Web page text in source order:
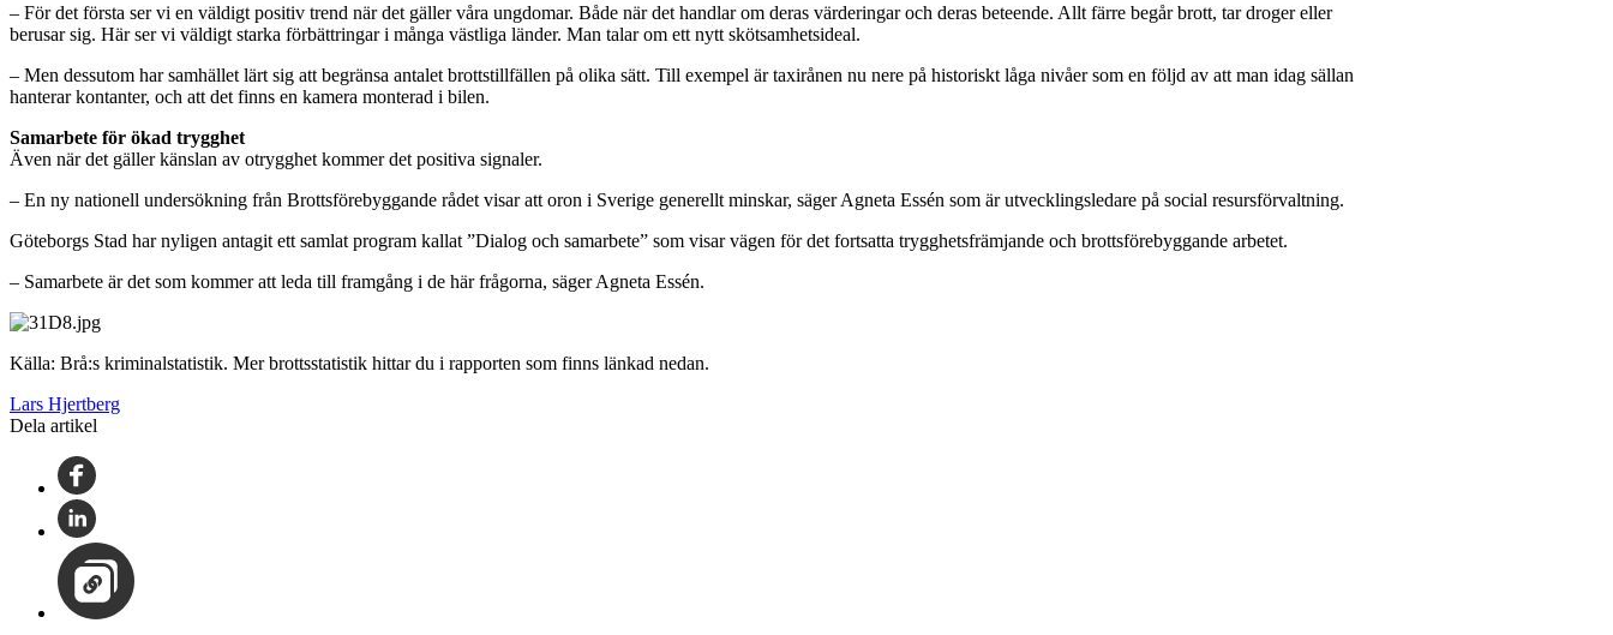
– För det första ser vi en väldigt positiv trend när det gäller våra ungdomar. Både när det handlar om deras värderingar och deras beteende. Allt färre begår brott, tar droger eller
berusar sig. Här ser vi väldigt starka förbättringar i många västliga länder. Man talar om ett nytt skötsamhetsideal.
– Men dessutom har samhället lärt sig att begränsa antalet brottstillfällen på olika sätt. Till exempel är taxirånen nu nere på historiskt låga nivåer som en följd av att man idag sällan
hanterar kontanter, och att det finns en kamera monterad i bilen.
Samarbete för ökad trygghet
Även när det gäller känslan av otrygghet kommer det positiva signaler.
– En ny nationell undersökning från Brottsförebyggande rådet visar att oron i Sverige generellt minskar, säger Agneta Essén som är utvecklingsledare på social resursförvaltning.
Göteborgs Stad har nyligen antagit ett samlat program kallat ”Dialog och samarbete” som visar vägen för det fortsatta trygghetsfrämjande och brottsförebyggande arbetet.
– Samarbete är det som kommer att leda till framgång i de här frågorna, säger Agneta Essén.
Källa: Brå:s kriminalstatistik. Mer brottsstatistik hittar du i rapporten som finns länkad nedan.
Lars Hjertberg
Dela artikel